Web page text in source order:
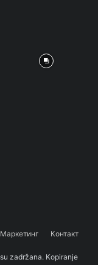
Маркетинг Контакт
zadržana. Kopiranje